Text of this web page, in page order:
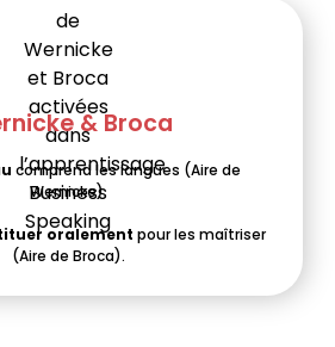
& Broca
comprend les langues (Aire de
Wernicke).
oralement pour les maîtriser
(Aire de Broca).